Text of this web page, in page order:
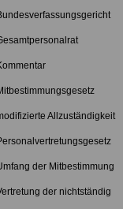
Allzuständigkeit
der Mitbestimmung
der nichtständig